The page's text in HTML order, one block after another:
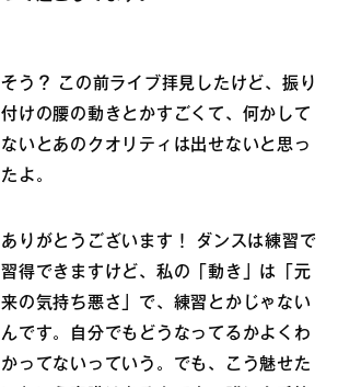
そう？ この前ライブ拝見したけど、振り
付けの腰の動きとかすごくて、何かして
ないとあのクオリティは出せないと思っ
たよ。
ありがとうございます！ ダンスは練習で
習得できますけど、私の「動き」は「元
来の気持ち悪さ」で、練習とかじゃない
んです。自分でもどうなってるかよくわ
かってないっていう。でも、こう魅せた